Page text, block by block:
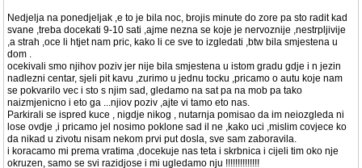
Nedjelja na ponedjeljak ,e to je bila noc, brojis minute do zore pa sto radit kad
svane ,treba docekati 9-10 sati ,ajme nezna se koje je nervoznije ,nestrpljivije
,a strah ,oce li htjet nam pric, kako li ce sve to izgledati ,btw bila smjestena u
dom .
ocekivali smo njihov poziv jer nije bila smjestena u istom gradu gdje i n jezin
nadlezni centar, sjeli pit kavu ,zurimo u jednu tocku ,pricamo o autu koje nam
se pokvarilo vec i sto s njim sad, gledamo na sat pa na mob pa tako
naizmjenicno i eto ga ...njiov poziv ,ajte vi tamo eto nas.
Parkirali se ispred kuce , nigdje nikog , nutarnja pomisao da im neiozgleda ni
lose ovdje ,i pricamo jel nosimo poklone sad il ne ,kako uci ,mislim covjece ko
da nikad u zivotu nisam nekom prvi put dosla, sve sam zaboravila.
i koracamo mi prema vratima ,docekuje nas teta i skrbnica i cijeli tim oko nje
okruzen, samo se svi razidjose i mi ugledamo nju !!!!!!!!!!!!!!